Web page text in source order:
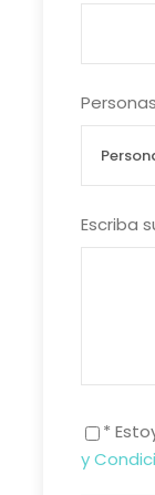
Personas
Escriba
*
y